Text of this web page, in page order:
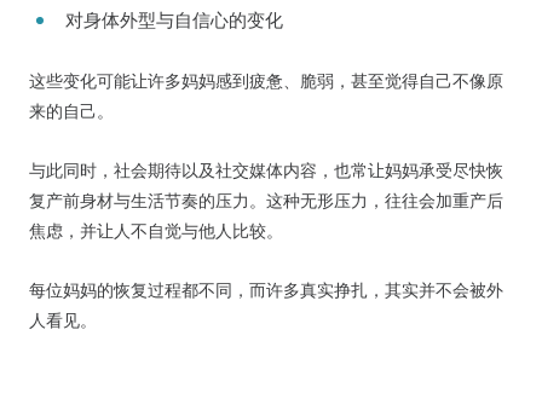
对身体外型与自信心的变化
这些变化可能让许多妈妈感到疲惫、脆弱，甚至觉得自己不像原
来的自己。
与此同时，社会期待以及社交媒体内容，也常让妈妈承受尽快恢
复产前身材与生活节奏的压力。这种无形压力，往往会加重产后
焦虑，并让人不自觉与他人比较。
每位妈妈的恢复过程都不同，而许多真实挣扎，其实并不会被外
人看见。